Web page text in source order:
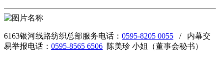
6163银河线路纺织总部服务电话： 0595-8205 0055 / 内幕交
易举报电话： 0595-8565 6506 陈美珍 小姐（董事会秘书）